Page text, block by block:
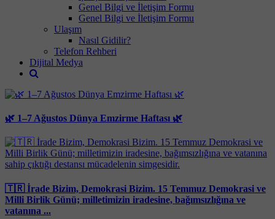
Genel Bilgi ve İletişim Formu
Genel Bilgi ve İletişim Formu
Ulaşım
Nasıl Gidilir?
Telefon Rehberi
Dijital Medya
🌿 1–7 Ağustos Dünya Emzirme Haftası 🌿
🇹🇷 İrade Bizim, Demokrasi Bizim. 15 Temmuz Demokrasi ve
Milli Birlik Günü; milletimizin iradesine, bağımsızlığına ve
vatanına ...